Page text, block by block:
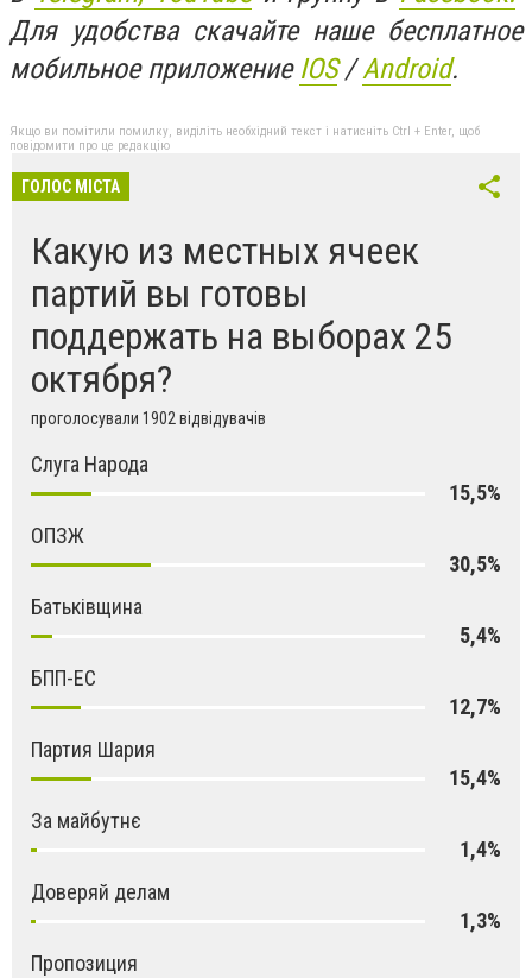
Для удобства скачайте наше бесплатное
мобильное приложение IOS/Android.
Якщо ви помітили помилку, виділіть необхідний текст і натисніть Ctrl + Enter, щоб
повідомити про це редакцію
ГОЛОС МІСТА
Какую из местных ячеек
партий вы готовы
поддержать на выборах 25
октября?
проголосували 1902 відвідувачів
Слуга Народа
15,5%
ОПЗЖ
30,5%
Батьківщина
5,4%
БПП-ЕС
12,7%
Партия Шария
15,4%
За майбутнє
1,4%
Доверяй делам
1,3%
Пропозиция